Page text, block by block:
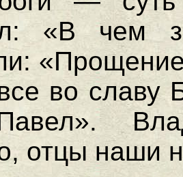
«В чем
во славу
отцы наши